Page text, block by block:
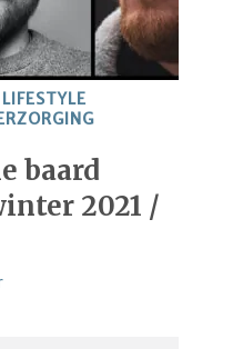
LIFESTYLE
baard
2021 /